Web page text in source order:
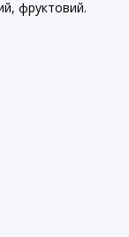
фруктовий.